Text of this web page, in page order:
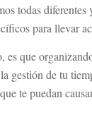
todas diferentes
para llevar
es que
gestión de tu
te puedan